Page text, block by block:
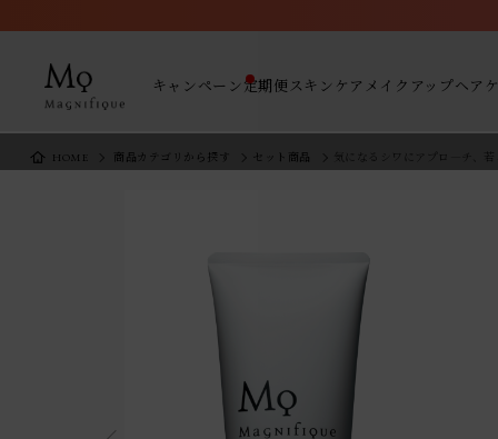
キャンペーン 定期便 スキンケア メイクアップヘア
HOME 商品カテゴリから探す セット商品 気になるシワにアプロ―チ、